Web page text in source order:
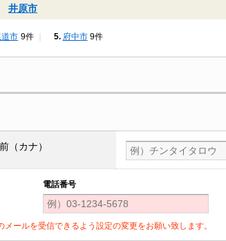
井原市
道市 9件 府中市 9件
（カナ）
電話番号
ールを受信できるよう設定の変更をお願い致します。